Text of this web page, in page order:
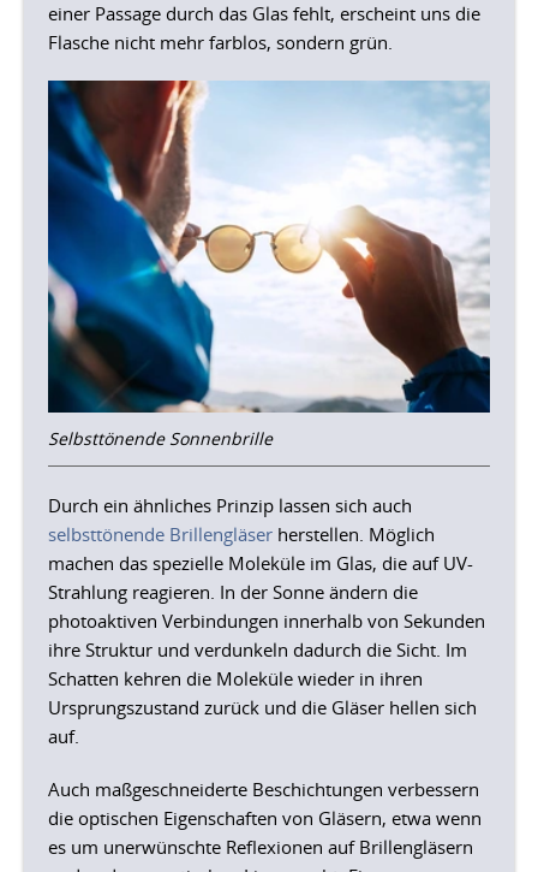
einer Passage durch das Glas fehlt, erscheint uns die
Flasche nicht mehr farblos, sondern grün.
Selbsttönende Sonnenbrille
Durch ein ähnliches Prinzip lassen sich auch
selbsttönende Brillengläser herstellen. Möglich
machen das spezielle Moleküle im Glas, die auf UV-
Strahlung reagieren. In der Sonne ändern die
photoaktiven Verbindungen innerhalb von Sekunden
ihre Struktur und verdunkeln dadurch die Sicht. Im
Schatten kehren die Moleküle wieder in ihren
Ursprungszustand zurück und die Gläser hellen sich
auf.
Auch maßgeschneiderte Beschichtungen verbessern
die optischen Eigenschaften von Gläsern, etwa wenn
es um unerwünschte Reflexionen auf Brillengläsern